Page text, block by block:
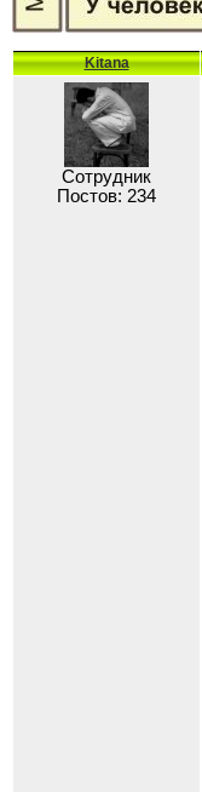
Kitana
Сотрудник
Постов: 234